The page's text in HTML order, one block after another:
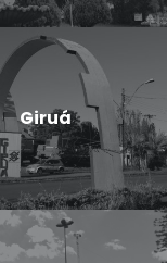
Giruá